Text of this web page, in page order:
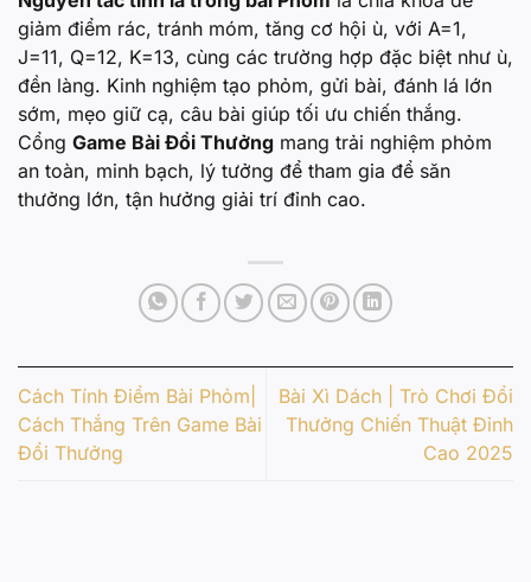
giảm điểm rác, tránh móm, tăng cơ hội ù, với A=1,
J=11, Q=12, K=13, cùng các trường hợp đặc biệt như ù,
đền làng. Kinh nghiệm tạo phỏm, gửi bài, đánh lá lớn
sớm, mẹo giữ cạ, câu bài giúp tối ưu chiến thắng.
Cổng Game Bài Đổi Thưởng mang trải nghiệm phỏm
an toàn, minh bạch, lý tưởng để tham gia để săn
thưởng lớn, tận hưởng giải trí đỉnh cao.
Cách Tính Điểm Bài Phỏm|
Cách Thắng Trên Game Bài
Đổi Thưởng
Bài Xì Dách | Trò Chơi Đổi
Thưởng Chiến Thuật Đỉnh
Cao 2025